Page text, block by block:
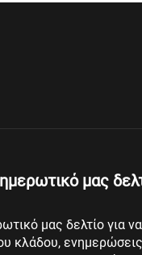
μας
μας δελτίο για
κλάδου,